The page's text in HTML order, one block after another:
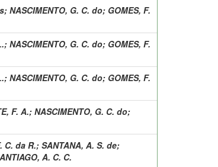
; NASCIMENTO, G. C. do; GOMES, F.
; NASCIMENTO, G. C. do; GOMES, F.
; NASCIMENTO, G. C. do; GOMES, F.
F. A.; NASCIMENTO, G. C. do;
C. da R.; SANTANA, A. S. de;
A. C. C.